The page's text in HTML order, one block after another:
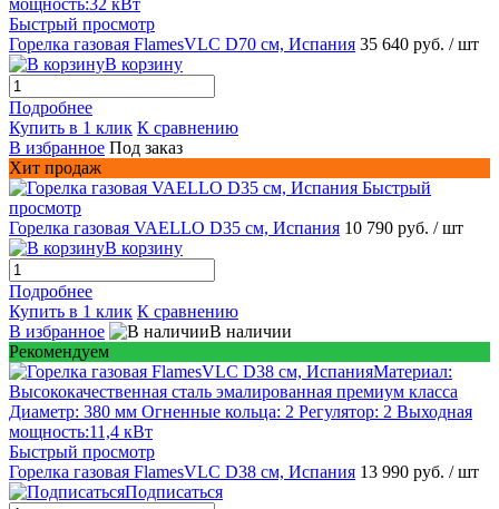
Быстрый просмотр
Горелка газовая FlamesVLC D70 см, Испания 35 640 руб. / шт
В корзину
Подробнее
Купить в 1 клик К сравнению
В избранное Под заказ
Хит продаж
Быстрый
просмотр
Горелка газовая VAELLO D35 см, Испания 10 790 руб. / шт
В корзину
Подробнее
Купить в 1 клик К сравнению
В избранное
В наличии
Рекомендуем
Быстрый просмотр
Горелка газовая FlamesVLC D38 см, Испания 13 990 руб. / шт
Подписаться